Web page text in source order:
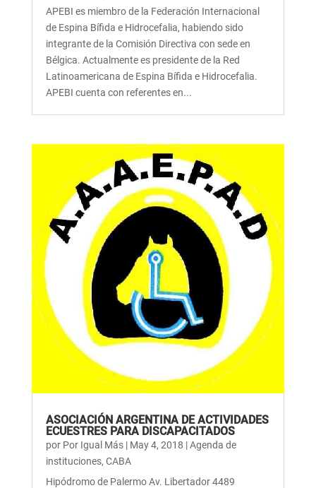
APEBI es miembro de la Federación Internacional
de Espina Bífida e Hidrocefalia, habiendo sido
integrante de la Comisión Directiva con sede en
Bélgica. Actualmente es presidente de la Red
Latinoamericana de Espina Bífida e Hidrocefalia.
APEBI cuenta con referentes en...
ASOCIACIÓN ARGENTINA DE ACTIVIDADES
ECUESTRES PARA DISCAPACITADOS
por Por Igual Más| May 4, 2018 |Agenda de
instituciones, CABA
Hipódromo de Palermo Av. Libertador 4489